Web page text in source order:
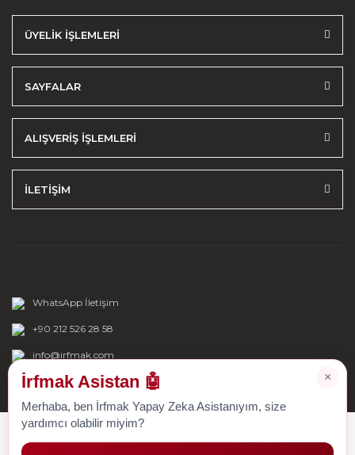
ÜYELİK İŞLEMLERİ
SAYFALAR
ALIŞVERİŞ İŞLEMLERİ
İLETİŞİM
WhatsApp İletişim
+90 212 526 28 58
info@irfmak.com
×
İrfmak Asistan 🤖
Merhaba, ben İrfmak Yapay Zeka Asistanıyım, size
yardımcı olabilir miyim?